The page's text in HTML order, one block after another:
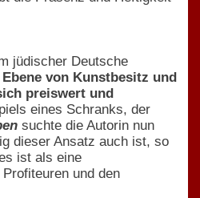
jüdischer Deutsche
von Kunstbesitz und
preiswert und
eines Schranks, der
suchte die Autorin nun
dieser Ansatz auch ist, so
ist als eine
und den